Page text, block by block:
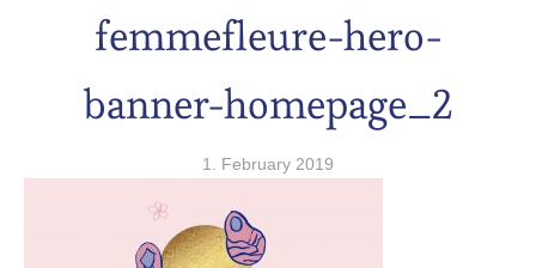
femmefleure-hero-
banner-homepage_2
1. February 2019